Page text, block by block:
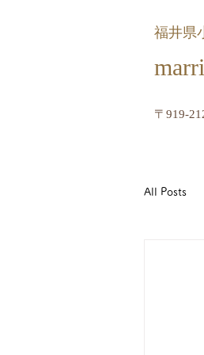
福井県
〒919-
All Posts